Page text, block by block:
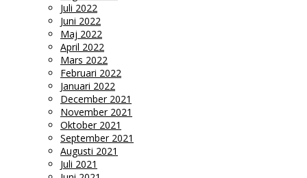
Juli 2022
Juni 2022
Maj 2022
April 2022
Mars 2022
Februari 2022
Januari 2022
December 2021
November 2021
Oktober 2021
September 2021
Augusti 2021
Juli 2021